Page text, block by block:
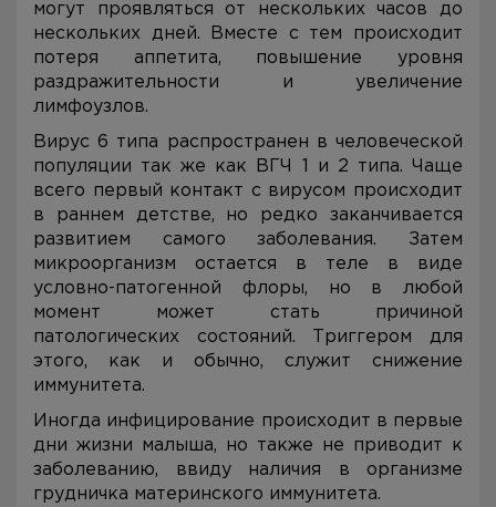
могут проявляться от нескольких часов до
нескольких дней. Вместе с тем происходит
потеря аппетита, повышение уровня
раздражительности и увеличение
лимфоузлов.
Вирус 6 типа распространен в человеческой
популяции так же как ВГЧ 1 и 2 типа. Чаще
всего первый контакт с вирусом происходит
в раннем детстве, но редко заканчивается
развитием самого заболевания. Затем
микроорганизм остается в теле в виде
условно-патогенной флоры, но в любой
момент может стать причиной
патологических состояний. Триггером для
этого, как и обычно, служит снижение
иммунитета.
Иногда инфицирование происходит в первые
дни жизни малыша, но также не приводит к
заболеванию, ввиду наличия в организме
грудничка материнского иммунитета.